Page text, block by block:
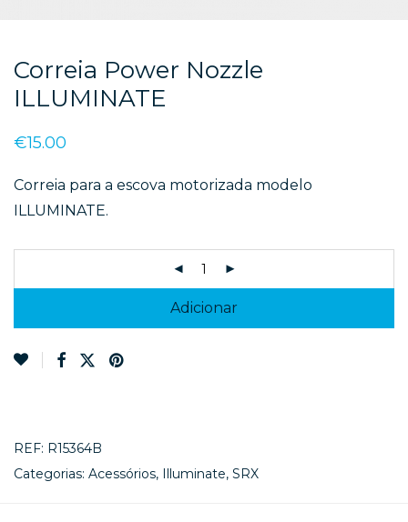
Correia Power Nozzle
ILLUMINATE
€15.00
Correia para a escova motorizada modelo
ILLUMINATE.
Adicionar
REF: R15364B
Categorias: Acessórios, Illuminate, SRX